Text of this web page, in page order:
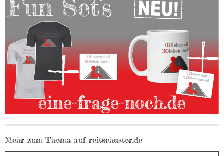
Mehr zum Thema auf reitschuster.de